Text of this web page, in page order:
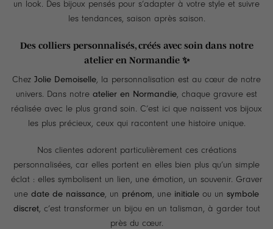
un look. Des bijoux pensés pour s’adapter à votre style et suivre
les tendances, saison après saison.
Des colliers personnalisés, créés avec soin dans notre
atelier en Normandie ✨
Chez Jolie Demoiselle, la personnalisation est au cœur de notre
univers. Dans notre atelier en Normandie, chaque gravure est
réalisée avec le plus grand soin. C’est ici que naissent vos bijoux
les plus précieux, ceux qui racontent une histoire unique.
Nos clientes adorent particulièrement ces créations
personnalisées, car elles portent en elles bien plus qu’un simple
éclat : elles symbolisent un lien, une émotion, un souvenir. Graver
une date de naissance, un prénom, une initiale ou un symbole
discret, c’est transformer un bijou en un talisman, à garder tout
près du cœur.